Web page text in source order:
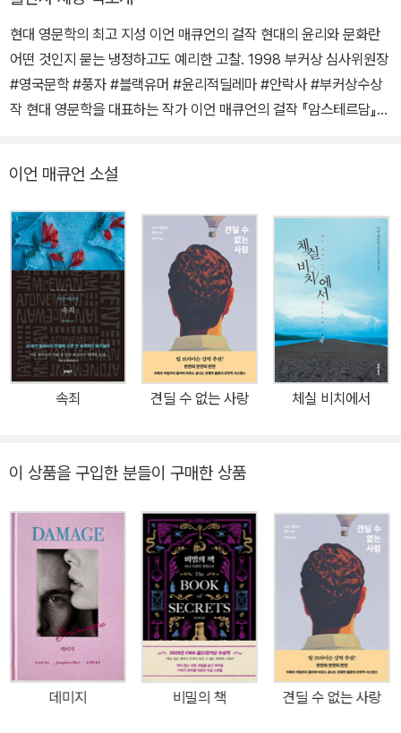
어 큰 사랑을 받았다. 2007년 『체실 비치에서』를 발표해 다시 한번
부커상 최종 후보에 올랐으며 브리티시 북 어워드 올해의 도서상과
작가상을 받았다. 2022년 발표한 자전적 소설 『레슨』으로 새로운 문
학적 전환점에 들어섰다는 찬사를 받았다. 그 밖의 작품으로 『이노센
1983년 왕립 문학회 회원으로 선출되었고, 2000년 영국 왕실로부
년 괴테문화원이 수여하는 괴테 메달을 받았다.
현대 영문학의 최고 지성 이언 매큐언의 걸작 현대의 윤리와 문화란
어떤 것인지 묻는 냉정하고도 예리한 고찰. 1998 부커상 심사위원장
#영국문학 #풍자 #블랙유머 #윤리적딜레마 #안락사 #부커상수상
작 현대 영문학을 대표하는 작가 이언 매큐언의 걸작 『암스테르담』을
일곱번째 장편소설로, 1999년과 2008년 두 차례에 걸쳐 국내에 소
개된 이후 다시 문학동네에서 새롭게 펴내며 박경희 번역가의 면밀한
개정을 통해 매큐언의 작품세계를 더욱 깊이 만끽할 수 있는 기회를
선사한다. 『첫 사랑, 마지막 의식』(1975)으로 데뷔한 후 충격적인 소
재와 대담한 스타일로 인간 밑바닥의 기이한 욕망을 낱낱이 해부하며
“엽기 이언Ian Macabre”이라는 별명까지 붙었던 매큐언은 『차일드
인 타임』(1987)을 기점으로 동시대의 윤리와 사회문제, 역사 등 보
다 거시적인 측면으로 관심을 확장했다. 이 시기의 대표작으로 꼽히
는 『암스테르담』은 현대사회의 부조리와 얄팍한 윤리의식에 대한 날
카로운 비판을 짤막한 분량으로 담아내며 『위험한 이방인』 『검은 개』
께 수상의 영예를 안은 이 작품으로 그는 선정적인 작품으로 이목을
끄는 작가라는 편견에서 벗어나 영국을 대표하는 지성적인 작가로 자
리매김하게 되었다. 차기 총리의 정치생명을 끝낼 사진이 등장하자
두 남자의 신뢰와 윤리의식이 시험대에 오르고, 마침내 오랜 우정은
증오가 되어 그들을 암스테르담으로 이끈다 사진작가이자 레스토랑
평론가 몰리 레인의 장례식. 오랜 친구 사이인 버넌 할리데이와 클라
이브 린리는 각기 다른 시기 그들의 연인이었던 몰리의 갑작스러운
죽음을 개탄한다. 장례식을 마친 후 클라이브는 뇌손상을 입고 손쓸
새도 없이 상태가 악화된 몰리처럼 언젠가 자기도 사리분별이 어려운
지경에 이른다면 안락사를 시켜달라 부탁하고, 버넌은 그 제안을 마
이언 매큐언 소설
속죄 견딜 수 없는 사랑 체실 비치에서
이 상품을 구입한 분들이 구매한 상품
데미지 비밀의 책 견딜 수 없는 사랑